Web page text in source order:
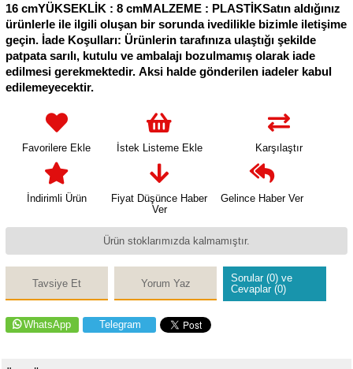
16 cmYÜKSEKLİK : 8 cmMALZEME : PLASTİKSatın aldığınız
ürünlerle ile ilgili oluşan bir sorunda ivedilikle bizimle iletişime
geçin. İade Koşulları: Ürünlerin tarafınıza ulaştığı şekilde
patpata sarılı, kutulu ve ambalajı bozulmamış olarak iade
edilmesi gerekmektedir. Aksi halde gönderilen iadeler kabul
edilemeyecektir.
Favorilere Ekle İstek Listeme Ekle Karşılaştır
İndirimli Ürün
Fiyat Düşünce Haber
Ver
Gelince Haber Ver
Ürün stoklarımızda kalmamıştır.
Tavsiye Et Yorum Yaz
Sorular (0) ve
Cevaplar (0)
WhatsApp Telegram